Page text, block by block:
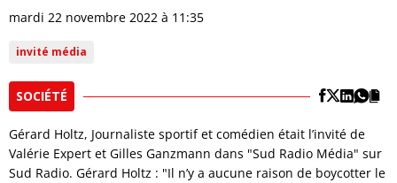
mardi 22 novembre 2022 à 11:35
invité média
SOCIÉTÉ
Gérard Holtz, Journaliste sportif et comédien était l’invité de
Valérie Expert et Gilles Ganzmann dans "Sud Radio Média" sur
Sud Radio. Gérard Holtz : "Il n’y a aucune raison de boycotter le